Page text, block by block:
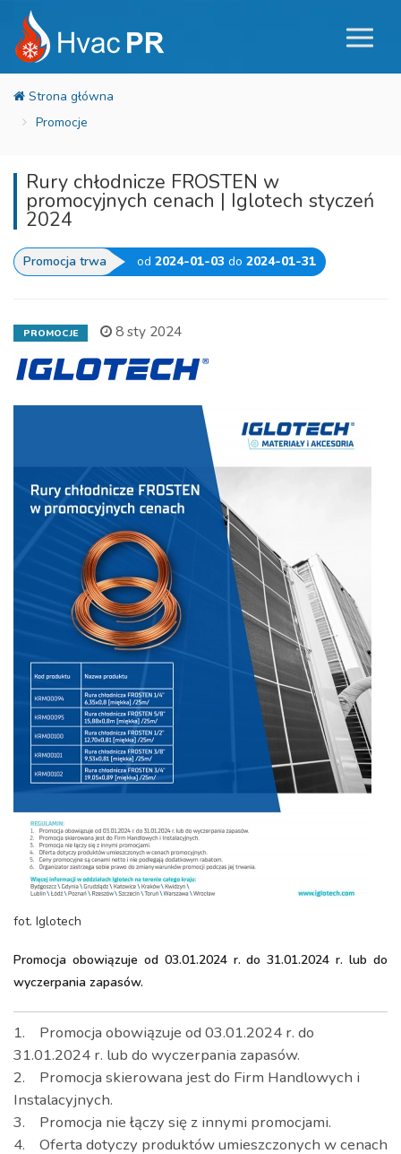
Promocje
Rury chłodnicze FROSTEN w
promocyjnych cenach | Iglotech styczeń
2024
Promocja trwa od 2024-01-03 do 2024-01-31
PROMOCJE 8 sty 2024
fot. Iglotech
Promocja obowiązuje od 03.01.2024 r. do 31.01.2024 r. lub do
wyczerpania zapasów.
1. Promocja obowiązuje od 03.01.2024 r. do
31.01.2024 r. lub do wyczerpania zapasów.
2. Promocja skierowana jest do Firm Handlowych i
Instalacyjnych.
3. Promocja nie łączy się z innymi promocjami.
4. Oferta dotyczy produktów umieszczonych w cenach